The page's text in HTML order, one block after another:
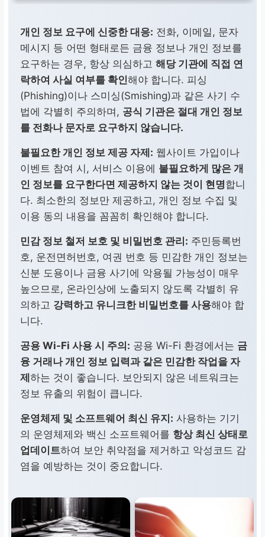
개인 정보 요구에 신중한 대응: 전화, 이메일, 문자
메시지 등 어떤 형태로든 금융 정보나 개인 정보를
요구하는 경우, 항상 의심하고 해당 기관에 직접 연
락하여 사실 여부를 확인해야 합니다. 피싱
(Phishing)이나 스미싱(Smishing)과 같은 사기 수
법에 각별히 주의하며, 공식 기관은 절대 개인 정보
를 전화나 문자로 요구하지 않습니다.
불필요한 개인 정보 제공 자제: 웹사이트 가입이나
이벤트 참여 시, 서비스 이용에 불필요하게 많은 개
인 정보를 요구한다면 제공하지 않는 것이 현명합니
다. 최소한의 정보만 제공하고, 개인 정보 수집 및
이용 동의 내용을 꼼꼼히 확인해야 합니다.
민감 정보 철저 보호 및 비밀번호 관리: 주민등록번
호, 운전면허번호, 여권 번호 등 민감한 개인 정보는
신분 도용이나 금융 사기에 악용될 가능성이 매우
높으므로, 온라인상에 노출되지 않도록 각별히 유
의하고 강력하고 유니크한 비밀번호를 사용해야 합
니다.
공용 Wi-Fi 사용 시 주의: 공용 Wi-Fi 환경에서는 금
융 거래나 개인 정보 입력과 같은 민감한 작업을 자
제 하는 것이 좋습니다. 보안되지 않은 네트워크는
정보 유출의 위험이 큽니다.
운영체제 및 소프트웨어 최신 유지: 사용하는 기기
의 운영체제와 백신 소프트웨어를 항상 최신 상태로
업데이트하여 보안 취약점을 제거하고 악성코드 감
염을 예방하는 것이 중요합니다.